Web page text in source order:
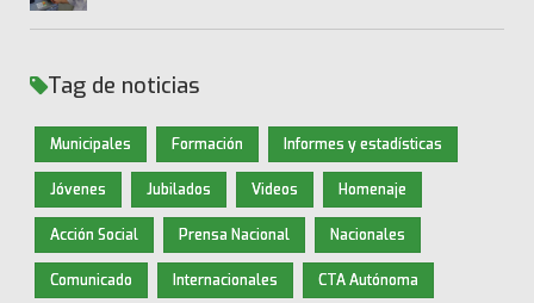
Tag de noticias
Municipales Formación Informes y estadísticas
Jóvenes Jubilados Videos Homenaje
Acción Social Prensa Nacional Nacionales
Comunicado Internacionales CTA Autónoma